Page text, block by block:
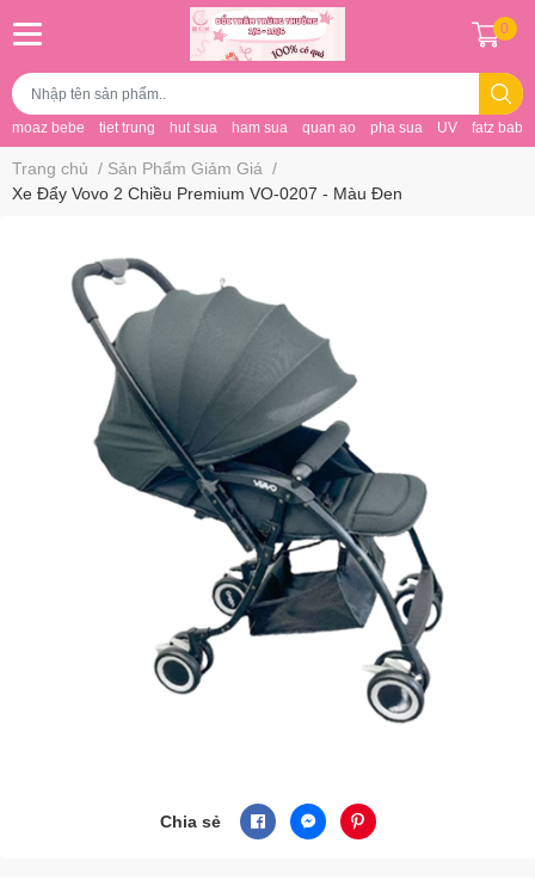
moaz bebe tiet trung hut sua ham sua quan ao pha sua UV fatz baby
0
Trang chủ / Sản Phẩm Giảm Giá /
Xe Đẩy Vovo 2 Chiều Premium VO-0207 - Màu Đen
Chia sẻ